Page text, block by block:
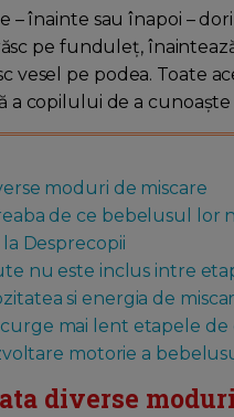
– înainte sau înapoi –
pe funduleț,
vesel pe podea. Toate
a copilului de a
moduri de miscare
de ce bebelusul
Desprecopii
nu este inclus intre
si energia de
mai lent etapele de
motorie a
diverse